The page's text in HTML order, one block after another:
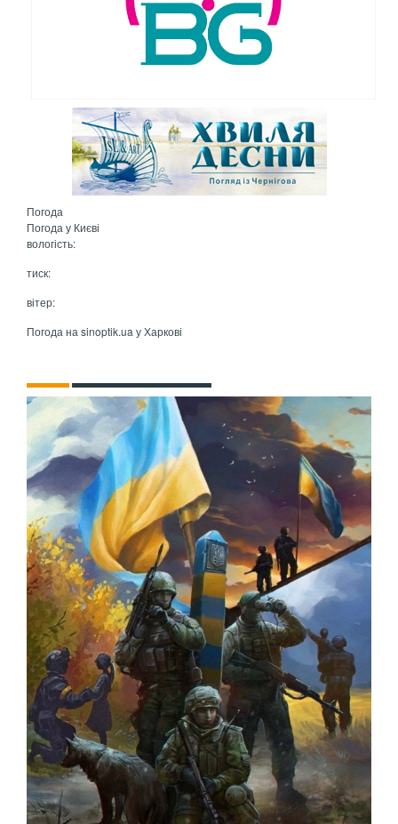
Погода
Погода у Києві
вологість:
тиск:
вітер:
Погода на sinoptik.ua у Харкові